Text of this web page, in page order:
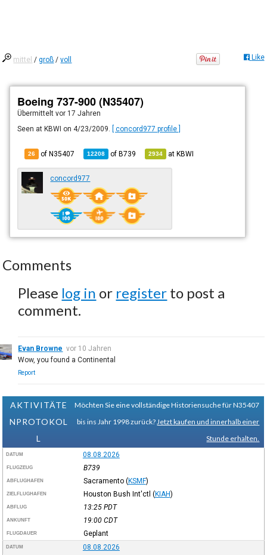
mittel /groß /voll Like
Boeing 737-900 (N35407)
Übermitteltvor 17 Jahren
Seen at KBWI on 4/23/2009.
[ concord977 profile ]
26 of N35407 12208 ofB739 2934 atKBWI
concord977
Comments
Please log in or register to post a
comment.
Evan Browne vor 10 Jahren
Wow, you found a Continental
Report
AKTIVITÄTE
NPROTOKOL
L
Möchten Sie eine vollständige Historiensuche für N35407
bis ins Jahr 1998 zurück? Jetzt kaufen und innerhalb einer
Stunde erhalten.
DATUM 08.08.2026
FLUGZEUG B739
ABFLUGHAFEN Sacramento (KSMF)
ZIELFLUGHAFEN Houston Bush Int'ctl (KIAH)
ABFLUG 13:25 PDT
ANKUNFT 19:00 CDT
FLUGDAUER Geplant
DATUM 08.08.2026